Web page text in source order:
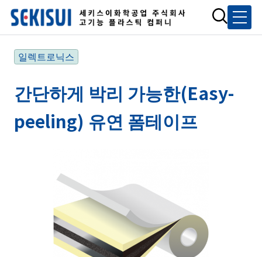
일렉트로닉스
간단하게 박리 가능한(Easy-
peeling) 유연 폼테이프